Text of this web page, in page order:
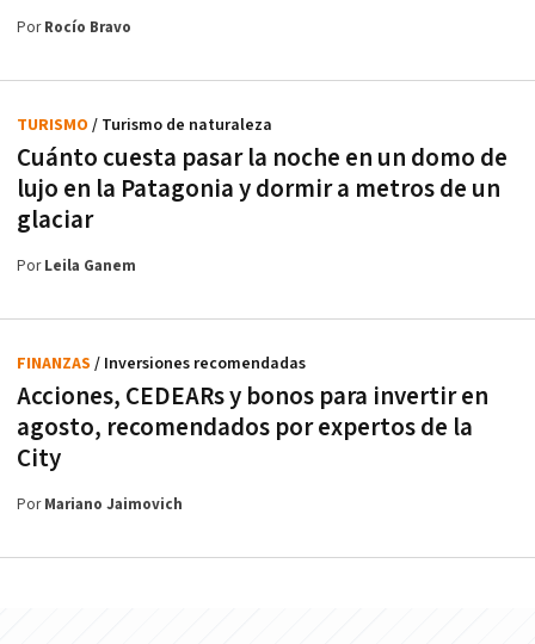
PorRocío Bravo
Cuánto cuesta pasar la noche en un domo de
lujo en la Patagonia y dormir a metros de un
glaciar
TURISMO / Turismo de naturaleza
PorLeila Ganem
Acciones, CEDEARs y bonos para invertir en
agosto, recomendados por expertos de la
City
FINANZAS / Inversiones recomendadas
PorMariano Jaimovich